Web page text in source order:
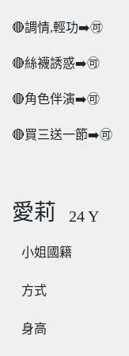
🔴調情,輕功➡️🉑
🔴絲襪誘惑➡️🉑
🔴角色伴演➡️🉑
🔴買三送一節➡️🉑
愛莉 24Y
小姐國籍
方式
身高